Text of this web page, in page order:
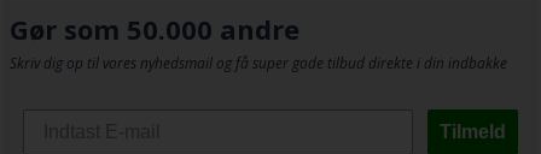
Gør som 50.000 andre
Skriv dig op til vores nyhedsmail og få super gode tilbud direkte i din indbakke
Tilmeld